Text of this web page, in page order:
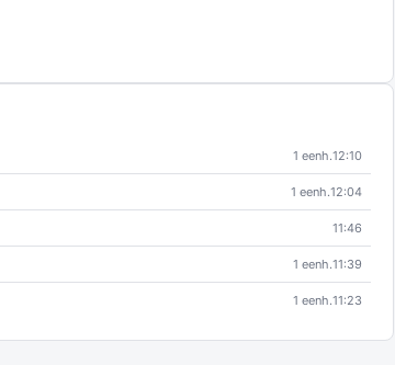
1 eenh.12:10
1 eenh.12:04
11:46
1 eenh.11:39
1 eenh.11:23